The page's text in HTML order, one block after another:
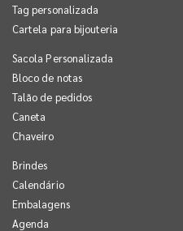
Tag personalizada
Cartela para bijouteria
Sacola Personalizada
Bloco de notas
Talão de pedidos
Caneta
Chaveiro
Brindes
Calendário
Embalagens
Agenda